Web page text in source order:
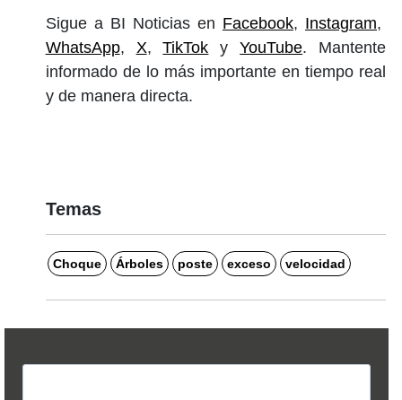
Sigue a BI Noticias en Facebook, Instagram,
WhatsApp, X,TikTok yYouTube. Mantente
informado de lo más importante en tiempo real
y de manera directa.
Temas
Choque Árboles poste exceso velocidad